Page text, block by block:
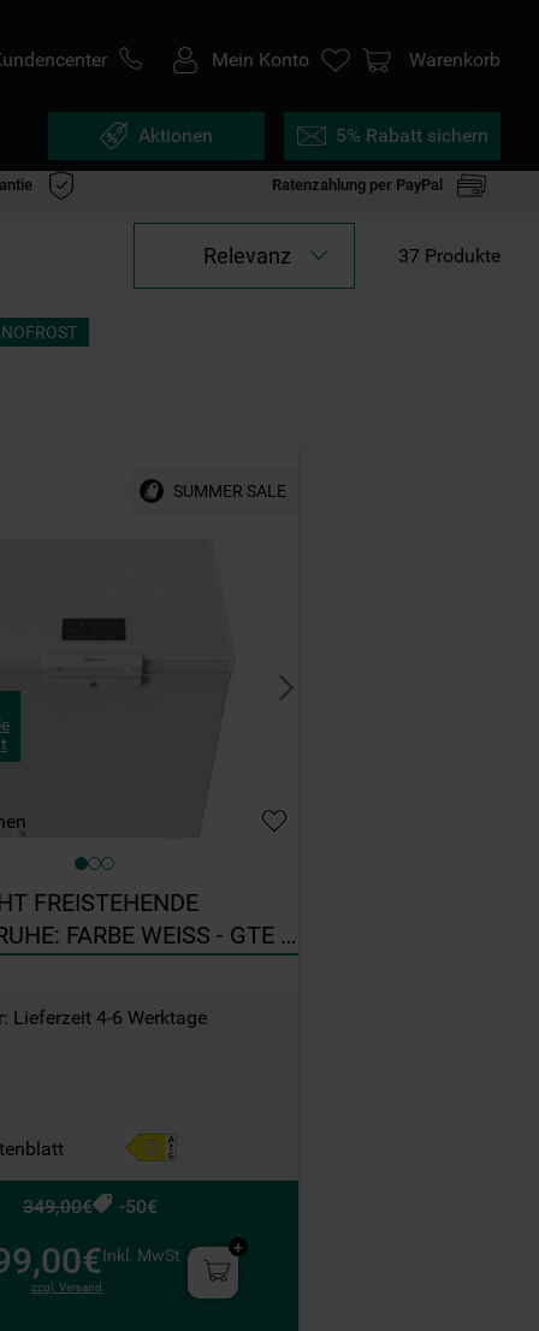
Mein Konto Warenkorb
Aktionen 5% Rabatt sichern
Ratenzahlung per PayPal
Relevanz 37 Produkte
NOFROST
SUMMER SALE
FREISTEHENDE
FARBE WEISS - GTE
Lieferzeit 4-6 Werktage
349,00€ -50€
Inkl. MwSt
zzgl. Versand